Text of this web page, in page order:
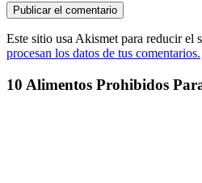
Este sitio usa Akismet para reducir el
procesan los datos de tus comentarios.
10 Alimentos Prohibidos